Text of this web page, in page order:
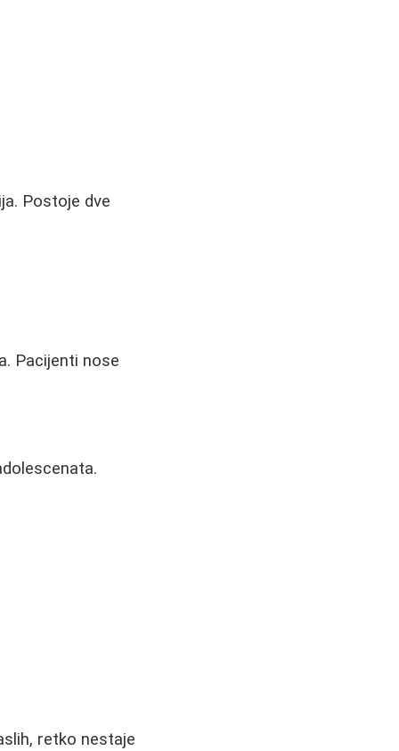
Postoje dve
Pacijenti nose
retko nestaje